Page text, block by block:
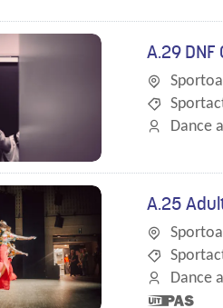
eropuit!
A.29
Dance
A.25
Dance
Dit is een